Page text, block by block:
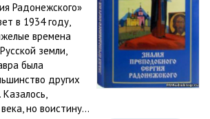
Радонежского»
в 1934 году,
времена
земли,
была
других
но воистину...